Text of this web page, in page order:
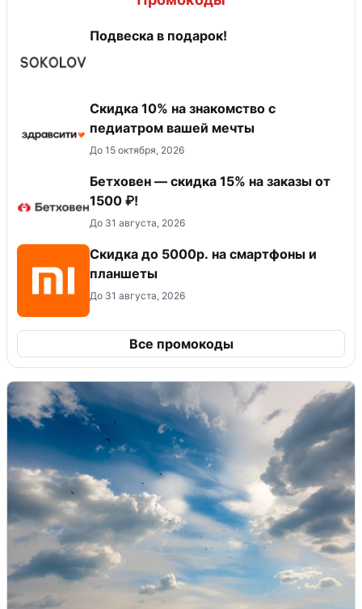
Подвеска в подарок!
Скидка 10% на знакомство с
педиатром вашей мечты
До 15 октября, 2026
Бетховен — скидка 15% на заказы от
1500 ₽!
До 31 августа, 2026
Скидка до 5000р. на смартфоны и
планшеты
До 31 августа, 2026
Все промокоды